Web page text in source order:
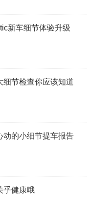
新车细节体验升级
细节检查你应该知道
动的小细节提车报告
乎健康哦